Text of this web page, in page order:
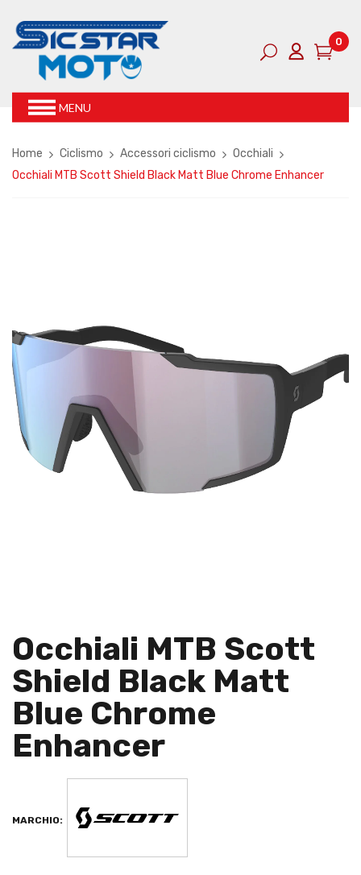
0
MENU
Home Ciclismo Accessori ciclismo
Occhiali
Occhiali MTB Scott Shield Black Matt Blue Chrome Enhancer
Occhiali MTB Scott
Shield Black Matt
Blue Chrome
Enhancer
MARCHIO: